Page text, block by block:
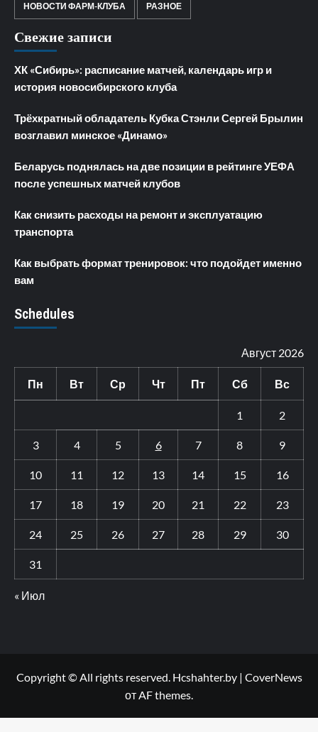
НОВОСТИ ФАРМ-КЛУБА РАЗНОЕ
Свежие записи
ХК «Сибирь»: расписание матчей, календарь игр и
история новосибирского клуба
Трёхкратный обладатель Кубка Стэнли Сергей Брылин
возглавил минское «Динамо»
Беларусь поднялась на две позиции в рейтинге УЕФА
после успешных матчей клубов
Как снизить расходы на ремонт и эксплуатацию
транспорта
Как выбрать формат тренировок: что подойдет именно
вам
Schedules
Август 2026
Пн Вт Ср Чт Пт Сб Вс
1 2
3 4 5 6 7 8 9
10 11 12 13 14 15 16
17 18 19 20 21 22 23
24 25 26 27 28 29 30
31
« Июл
Copyright © All rights reserved. Hcshahter.by | CoverNews
от AF themes.